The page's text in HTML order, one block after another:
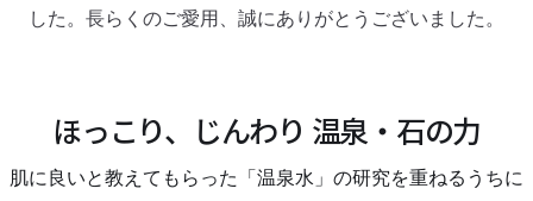
した。長らくのご愛用、誠にありがとうございました。
ほっこり、じんわり 温泉・石の力
肌に良いと教えてもらった「温泉水」の研究を重ねるうちに